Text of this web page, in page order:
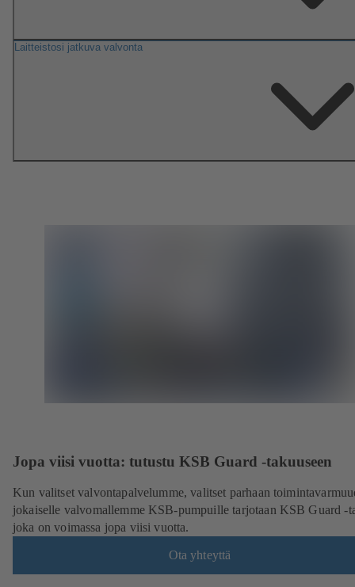
Laitteistosi jatkuva valvonta
Jopa viisi vuotta: tutustu KSB Guard -takuuseen
Kun valitset valvontapalvelumme, valitset parhaan
jokaiselle valvomallemme KSB-pumpuille tarjotaan KSB Guard -
joka on voimassa jopa viisi vuotta.
Ota yhteyttä